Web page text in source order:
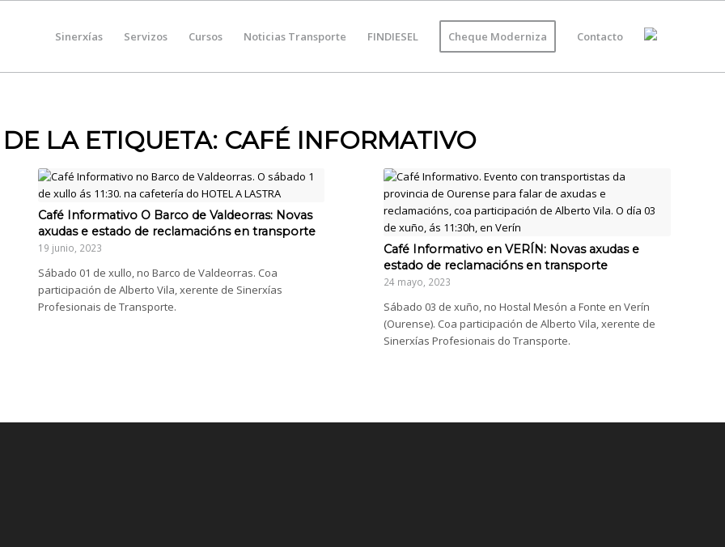
Sinerxías Servizos Cursos Noticias Transporte FINDIESEL Cheque Moderniza Contacto
LA ETIQUETA: CAFÉ INFORMATIVO
Café Informativo O Barco de Valdeorras: Novas
axudas e estado de reclamacións en transporte
19 junio, 2023
Sábado 01 de xullo, no Barco de Valdeorras. Coa
participación de Alberto Vila, xerente de Sinerxías
Profesionais de Transporte.
Café Informativo en VERÍN: Novas axudas e
estado de reclamacións en transporte
24 mayo, 2023
Sábado 03 de xuño, no Hostal Mesón a Fonte en Verín
(Ourense). Coa participación de Alberto Vila, xerente de
Sinerxías Profesionais do Transporte.